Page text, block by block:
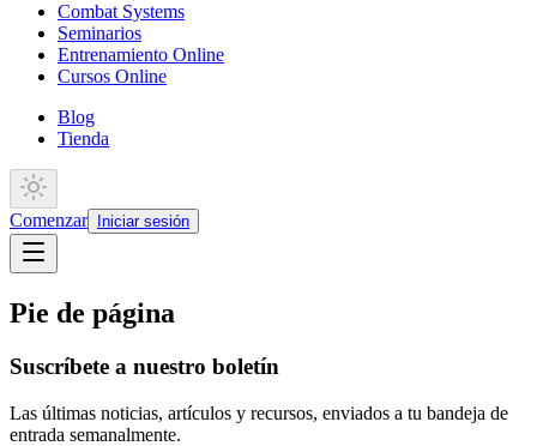
Combat Systems
Seminarios
Entrenamiento Online
Cursos Online
Blog
Tienda
Comenzar Iniciar sesión
Pie de página
Suscríbete a nuestro boletín
Las últimas noticias, artículos y recursos, enviados a tu bandeja de
entrada semanalmente.